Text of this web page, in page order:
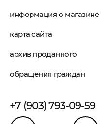
информация о магазине
карта сайта
архив проданного
обращения граждан
+7 (903) 793-09-59